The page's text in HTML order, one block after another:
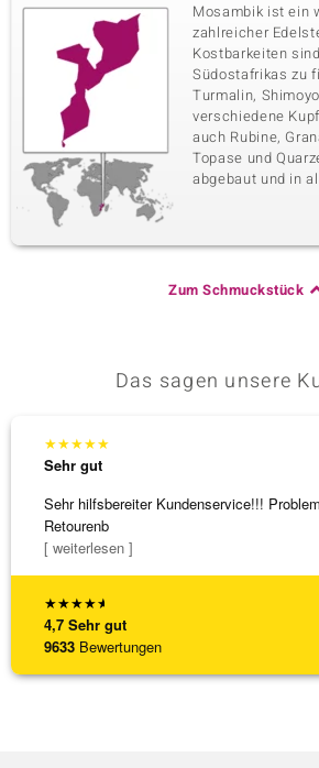
Mosambik ist ein
zahlreicher
Kostbarkeiten
Südostafrikas zu
Turmalin,
verschiedene
auch Rubine,
Topase und
abgebaut und in
Zum Schmuckstück
Das sagen unsere
★★★★★
4,7 Sehr gut
9633 Bewertungen
★★★★★
Sehr gut
Sehr hilfsbereiter Kundenservice!!!
Retourenb
[ weiterlesen ]